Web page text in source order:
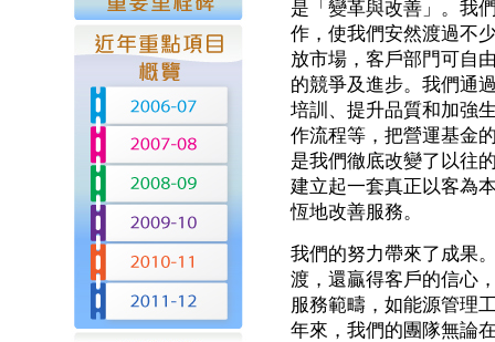
是「變革與改善」。我
作，使我們安然渡過不
放市場，客戶部門可自
的競爭及進步。我們通
培訓、提升品質和加強
作流程等，把營運基金
是我們徹底改變了以往
建立起一套真正以客為
恆地改善服務。
我們的努力帶來了成果
渡，還贏得客戶的信心
服務範疇，如能源管理
年來，我們的團隊無論